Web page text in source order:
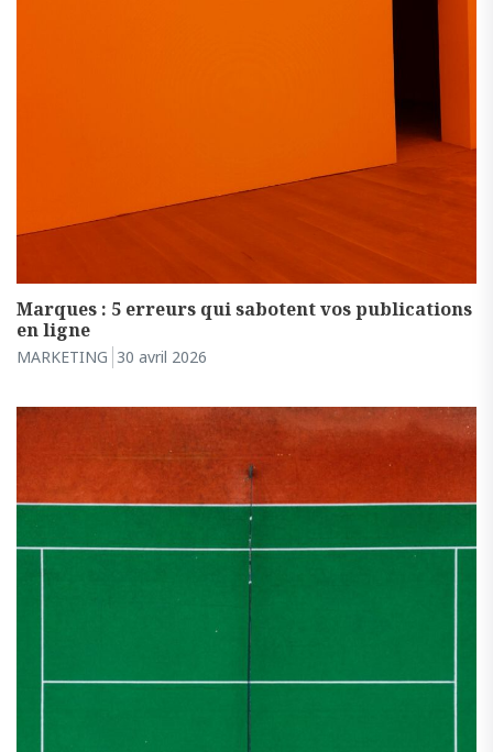
Marques : 5 erreurs qui sabotent vos publications
en ligne
MARKETING 30 avril 2026